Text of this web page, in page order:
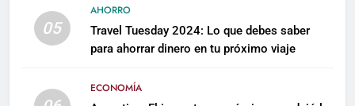
05
AHORRO
Travel Tuesday 2024: Lo que debes saber
para ahorrar dinero en tu próximo viaje
ECONOMÍA